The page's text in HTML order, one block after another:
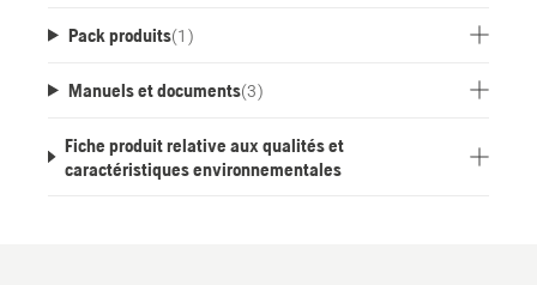
Pack produits(1 )
Manuels et documents(3)
Fiche produit relative aux qualités et
caractéristiques environnementales